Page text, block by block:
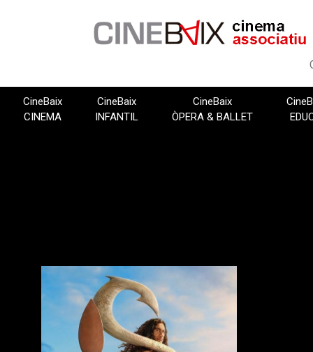
CineBaix
CINEMA
CineBaix
INFANTIL
CineBaix
ÒPERA & BALLET